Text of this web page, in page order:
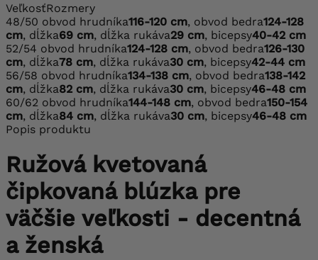
VeľkosťRozmery
48/50 obvod hrudníka116-120 cm, obvod bedra124-128
cm, dĺžka69 cm, dĺžka rukáva29 cm, bicepsy40-42 cm
52/54 obvod hrudníka124-128 cm, obvod bedra126-130
cm, dĺžka78 cm, dĺžka rukáva30 cm, bicepsy42-44 cm
56/58 obvod hrudníka134-138 cm, obvod bedra138-142
cm, dĺžka82 cm, dĺžka rukáva30 cm, bicepsy46-48 cm
60/62 obvod hrudníka144-148 cm, obvod bedra150-154
cm, dĺžka84 cm, dĺžka rukáva30 cm, bicepsy46-48 cm
Popis produktu
Ružová kvetovaná
čipkovaná blúzka pre
väčšie veľkosti - decentná
a ženská